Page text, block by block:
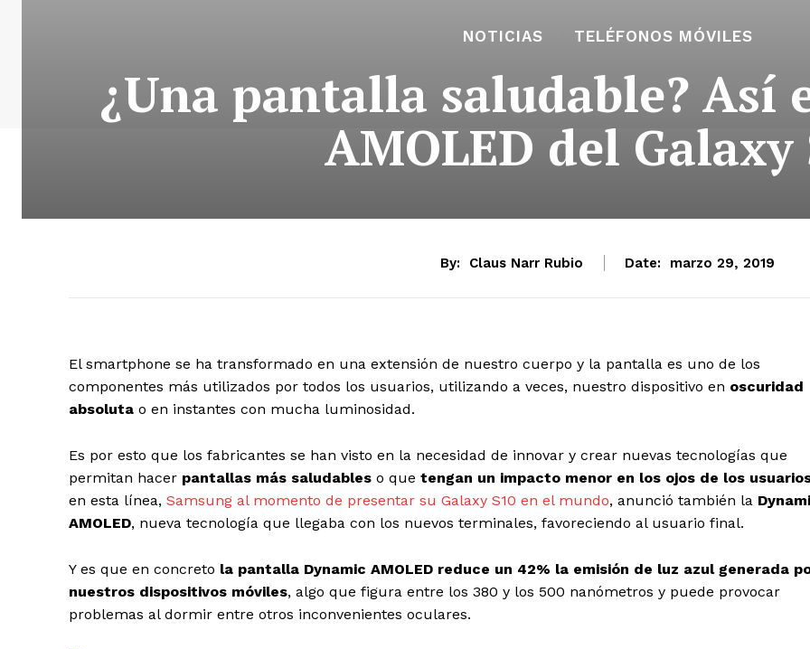
NOTICIAS TELÉFONOS MÓVILES
¿Una pantalla saludable? Así
AMOLED del Galaxy
By: Claus Narr Rubio Date: marzo 29, 2019
El smartphone se ha transformado en una extensión de nuestro cuerpo y la pantalla es uno de los
componentes más utilizados por todos los usuarios, utilizando a veces, nuestro dispositivo en oscuridad
absoluta o en instantes con mucha luminosidad.
Es por esto que los fabricantes se han visto en la necesidad de innovar y crear nuevas tecnologías que
permitan hacer pantallas más saludables o que tengan un impacto menor en los ojos de los
en esta línea, Samsung al momento de presentar su Galaxy S10 en el mundo, anunció también la
AMOLED, nueva tecnología que llegaba con los nuevos terminales, favoreciendo al usuario final.
Y es que en concreto la pantalla Dynamic AMOLED reduce un 42% la emisión de luz azul generada
nuestros dispositivos móviles, algo que figura entre los 380 y los 500 nanómetros y puede provocar
problemas al dormir entre otros inconvenientes oculares.